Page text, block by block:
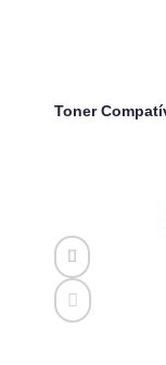
Toner